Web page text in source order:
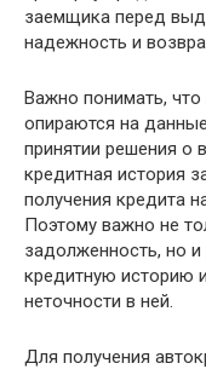
заемщика перед
надежность и
Важно понимать,
опираются на
принятии решения о
кредитная история
получения кредита
Поэтому важно не
задолженность, но
кредитную историю
неточности в ней.
Для получения